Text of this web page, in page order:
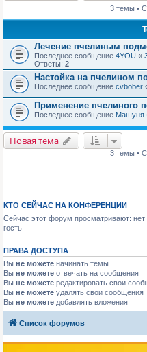
3 темы •
Лечение пчелиным
Последнее сообщение 4YOU «
Ответы: 2
Настойка на пчелином
Последнее сообщение cvbober
Применение пчелиного
Последнее сообщение Машуня
Новая тема
3 темы •
КТО СЕЙЧАС НА КОНФЕРЕНЦИИ
Сейчас этот форум просматривают: нет
гость
ПРАВА ДОСТУПА
Вы не можете начинать темы
Вы не можете отвечать на сообщения
Вы не можете редактировать свои
Вы не можете удалять свои сообщения
Вы не можете добавлять вложения
Список форумов